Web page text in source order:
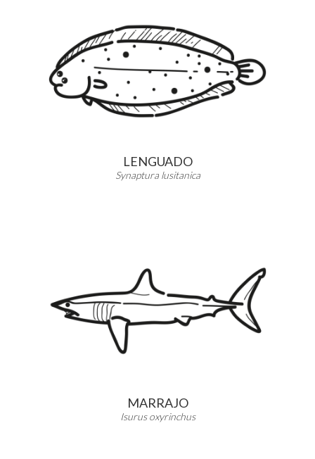
LENGUADO
Synaptura lusitanica
MARRAJO
Isurus oxyrinchus